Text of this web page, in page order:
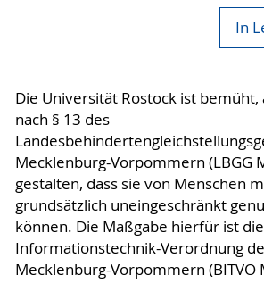
In
Die Universität Rostock ist bemüht,
nach § 13 des
Mecklenburg-Vorpommern (LBGG
gestalten, dass sie von Menschen
grundsätzlich uneingeschränkt
können. Die Maßgabe hierfür ist
Informationstechnik-Verordnung
Mecklenburg-Vorpommern (BITVO